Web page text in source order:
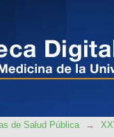
de Salud Pública →